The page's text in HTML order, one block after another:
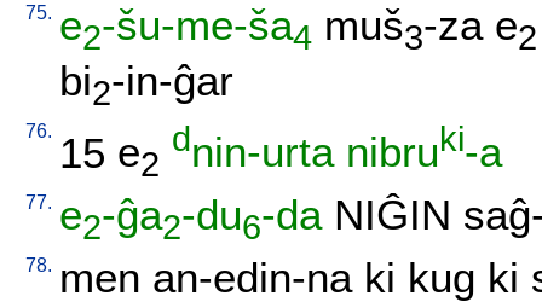
75. e2-šu-me-ša4 muš3-za e2
bi2-in-ĝar
76. 15 e2
dnin-urta nibruki-a
77. e2-ĝa2-du6-da NIĜIN
78. men an-edin-na ki kug ki